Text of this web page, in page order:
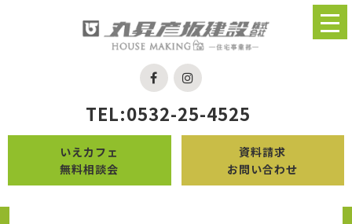
TEL:0532-25-4525
いえカフェ
無料相談会
資料請求
お問い合わせ